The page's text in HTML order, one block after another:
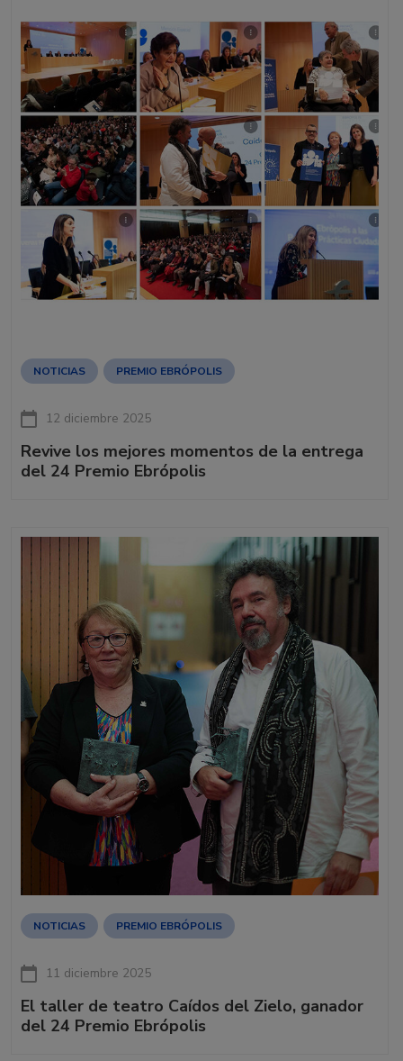
NOTICIAS PREMIO EBRÓPOLIS
12 diciembre 2025
Revive los mejores momentos de la entrega
del 24 Premio Ebrópolis
NOTICIAS PREMIO EBRÓPOLIS
11 diciembre 2025
El taller de teatro Caídos del Zielo, ganador
del 24 Premio Ebrópolis